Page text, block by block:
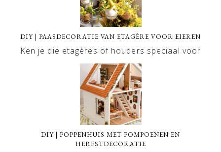
DIY | PAASDECORATIE VAN ETAGÈRE VOOR EIEREN
Ken je die etagères of houders speciaal voor
DIY | POPPENHUIS MET POMPOENEN EN
HERFSTDECORATIE